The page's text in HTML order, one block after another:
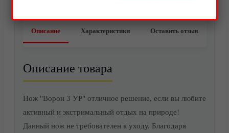
Описание Характеристики Оставить отзыв
Описание товара
Нож "Ворон 3 УР" отличное решение, если вы любите
активный и экстримальный отдых на природе!
Данный нож не требователен к уходу. Благодаря